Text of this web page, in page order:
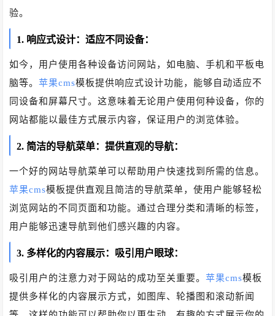
验。
1. 响应式设计：适应不同设备：
如今，用户使用各种设备访问网站，如电脑、手机和平板电
脑等。苹果cms模板提供响应式设计功能，能够自动适应不
同设备和屏幕尺寸。这意味着无论用户使用何种设备，你的
网站都能以最佳方式展示内容，保证用户的浏览体验。
2. 简洁的导航菜单：提供直观的导航：
一个好的网站导航菜单可以帮助用户快速找到所需的信息。
苹果cms模板提供直观且简洁的导航菜单，使用户能够轻松
浏览网站的不同页面和功能。通过合理分类和清晰的标签，
用户能够迅速导航到他们感兴趣的内容。
3. 多样化的内容展示：吸引用户眼球：
吸引用户的注意力对于网站的成功至关重要。苹果cms模板
提供多样化的内容展示方式，如图库、轮播图和滚动新闻